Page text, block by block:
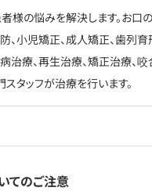
様の悩みを解決します。お口
、小児矯正、成人矯正、歯列
治療、再生治療、矯正治療、咬
タッフが治療を行います。
てのご注意